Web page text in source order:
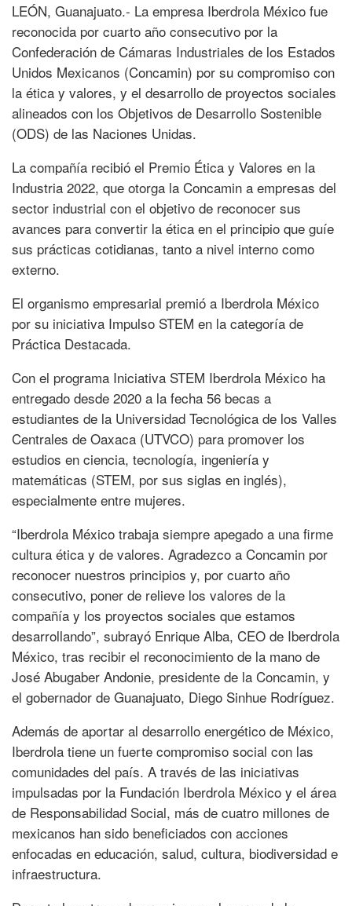
LEÓN, Guanajuato.- La empresa Iberdrola México fue
reconocida por cuarto año consecutivo por la
Confederación de Cámaras Industriales de los Estados
Unidos Mexicanos (Concamin) por su compromiso con
la ética y valores, y el desarrollo de proyectos sociales
alineados con los Objetivos de Desarrollo Sostenible
(ODS) de las Naciones Unidas.
La compañía recibió el Premio Ética y Valores en la
Industria 2022, que otorga la Concamin a empresas del
sector industrial con el objetivo de reconocer sus
avances para convertir la ética en el principio que guíe
sus prácticas cotidianas, tanto a nivel interno como
externo.
El organismo empresarial premió a Iberdrola México
por su iniciativa Impulso STEM en la categoría de
Práctica Destacada.
Con el programa Iniciativa STEM Iberdrola México ha
entregado desde 2020 a la fecha 56 becas a
estudiantes de la Universidad Tecnológica de los Valles
Centrales de Oaxaca (UTVCO) para promover los
estudios en ciencia, tecnología, ingeniería y
matemáticas (STEM, por sus siglas en inglés),
especialmente entre mujeres.
“Iberdrola México trabaja siempre apegado a una firme
cultura ética y de valores. Agradezco a Concamin por
reconocer nuestros principios y, por cuarto año
consecutivo, poner de relieve los valores de la
compañía y los proyectos sociales que estamos
desarrollando”, subrayó Enrique Alba, CEO de Iberdrola
México, tras recibir el reconocimiento de la mano de
José Abugaber Andonie, presidente de la Concamin, y
el gobernador de Guanajuato, Diego Sinhue Rodríguez.
Además de aportar al desarrollo energético de México,
Iberdrola tiene un fuerte compromiso social con las
comunidades del país. A través de las iniciativas
impulsadas por la Fundación Iberdrola México y el área
de Responsabilidad Social, más de cuatro millones de
mexicanos han sido beneficiados con acciones
enfocadas en educación, salud, cultura, biodiversidad e
infraestructura.